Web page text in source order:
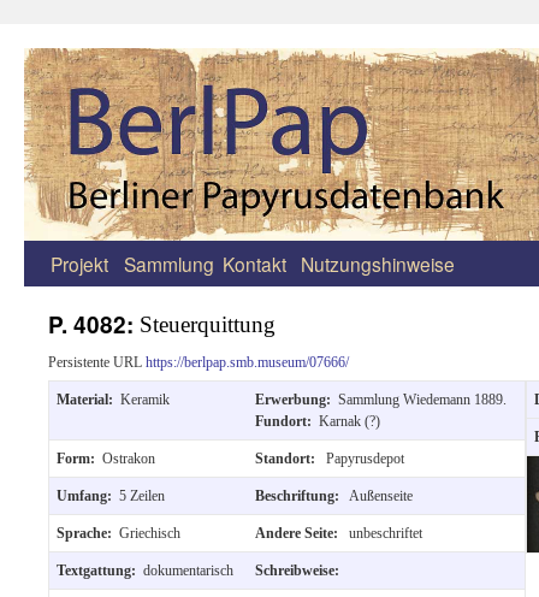
Zum
springen
Projekt Sammlung Kontakt Nutzungshinweise
P. 4082: Steuerquittung
Persistente URL https://berlpap.smb.museum/07666/
Material: Keramik Erwerbung: Sammlung Wiedemann 1889.
Fundort: Karnak (?)
Form: Ostrakon Standort: Papyrusdepot
Umfang: 5 Zeilen Beschriftung: Außenseite
Sprache: Griechisch Andere Seite: unbeschriftet
Textgattung: dokumentarisch Schreibweise: